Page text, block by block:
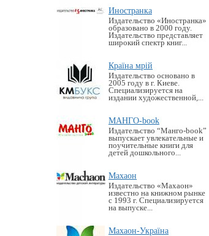
Иностранка
Издательство «Иностранка»
образовано в 2000 году.
Издательство представляет
широкий спектр книг...
Країна мрій
Издательство основано в
2005 году в г. Киеве.
Специализируется на
издании художественной,...
МАНГО-book
Издательство “Манго-book”
выпускает увлекательные и
поучительные книги для
детей дошкольного...
Махаон
Издательство «Махаон»
известно на книжном рынке
с 1993 г. Специализируется
на выпуске...
Махаон-Україна